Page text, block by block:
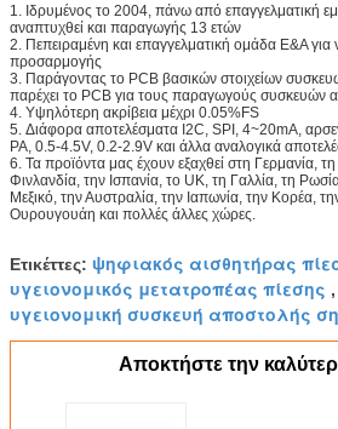
1. Ιδρυμένος το 2004, πάνω από επαγγελματική
αναπτυχθεί και παραγωγής 13 ετών
2. Πεπειραμένη και επαγγελματική ομάδα Ε&Α για
προσαρμογής
3. Παράγοντας το PCB βασικών στοιχείων
παρέχει το PCB για τους παραγωγούς συσκευών
4. Υψηλότερη ακρίβεια μέχρι 0.05%FS
5. Διάφορα αποτελέσματα I2C, SPI, 4~20mA,
PA, 0.5-4.5V, 0.2-2.9V και άλλα αναλογικά
6. Τα προϊόντα μας έχουν εξαχθεί στη Γερμανία,
Φινλανδία, την Ισπανία, το UK, τη Γαλλία, τη
Μεξικό, την Αυστραλία, την Ιαπωνία, την Κορέα,
Ουρουγουάη και πολλές άλλες χώρες.
Ετικέττες: ψηφιακός αισθητήρας
υγειονομικός μετατροπέας πίεσης ,
υγειονομική συσκευή αποστολής
Αποκτήστε την